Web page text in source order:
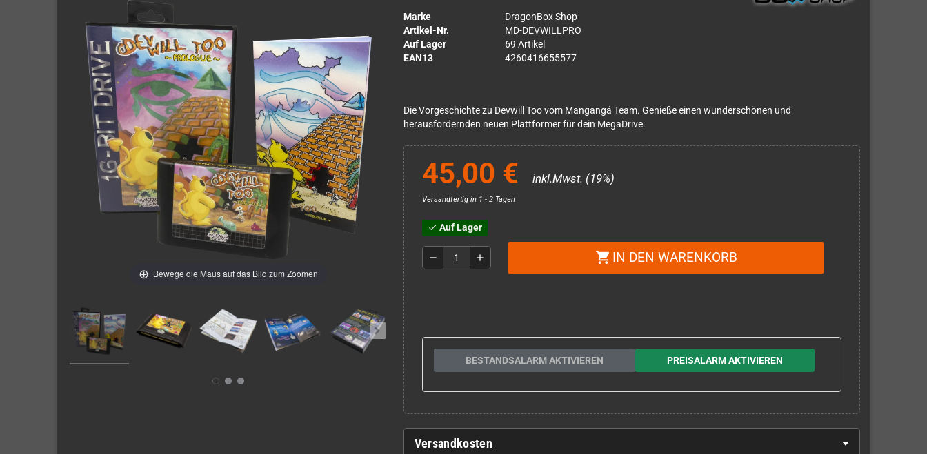
Bewege die Maus auf das Bild zum Zoomen
Marke
DragonBox Shop
Artikel-Nr.
MD-DEVWILLPRO
Auf Lager
69 Artikel
EAN13
4260416655577
Die Vorgeschichte zu Devwill Too vom Mangangá Team. Genieße einen wunderschönen und
herausfordernden neuen Plattformer für dein MegaDrive.
45,00 € inkl.Mwst. (19%)
Versandfertig in 1 - 2 Tagen
check Auf Lager
remove add shopping_cart IN DEN WARENKORB
BESTANDSALARM AKTIVIEREN PREISALARM AKTIVIEREN
Versandkosten